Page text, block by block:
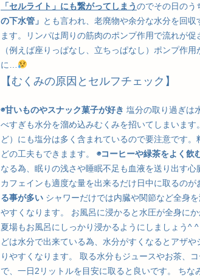
「セルライト」にも繋がってしまうのでその日のう
の下水管」 とも言われ、老廃物や余分な水分を回
ます。リンパは周りの筋肉のポンプ作用で流れが
（例えば座りっぱなし、立ちっぱなし）ポンプ作
に…
【むくみの原因とセルフチェック】
◉甘いものやスナック菓子が好き 塩分の取り過ぎは
べすぎも水分を溜め込みむくみを招いてしまいま
ど）にも塩分は多く含まれているので要注意です
どの工夫もできまます。 ◉コーヒーや緑茶をよく飲
なる為、眠りの浅さや睡眠不足も血液を送り出す
カフェインも適度な量を出来るだけ日中に取るの
る事が多い シャワーだけでは内臓や関節など全身
やすくなります。 お風呂に浸かると水圧が全身に
夏場もお風呂にしっかり浸かるようにしましょう^ ^
どは水分で出来ている為、水分がすくなるとアザ
りやすくなります。 取る水分もジュースやお茶、
で、一日2リットルを目安に取ると良いです。 ち